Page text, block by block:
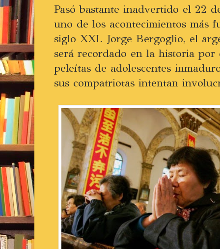
Pasó bastante inadvertido el 22
uno de los acontecimientos más
siglo XXI. Jorge Bergoglio, el
será recordado en la historia
peleítas de adolescentes
sus compatriotas intentan